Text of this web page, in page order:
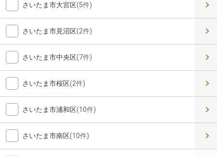
さいたま市大宮区(5件)
さいたま市見沼区(2件)
さいたま市中央区(7件)
さいたま市桜区(2件)
さいたま市浦和区(10件)
さいたま市南区(10件)